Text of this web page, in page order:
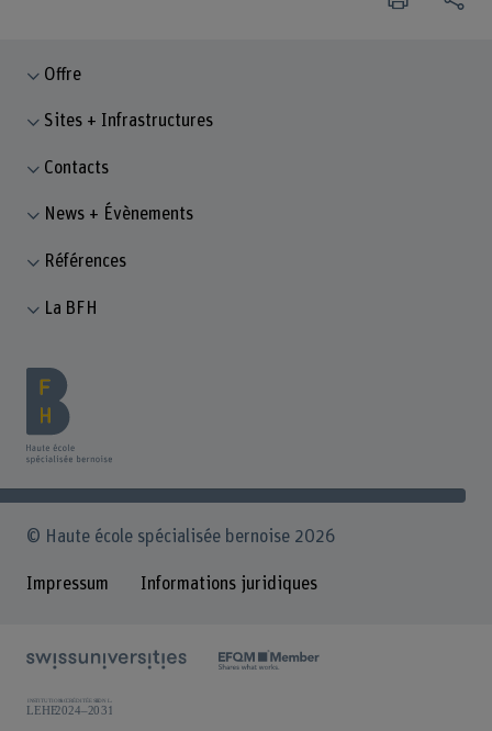
Offre
Sites + Infrastructures
Contacts
News + Évènements
Références
La BFH
© Haute école spécialisée bernoise 2026
Impressum Informations juridiques